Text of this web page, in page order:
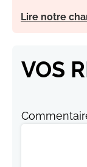
Lire notre
VOS